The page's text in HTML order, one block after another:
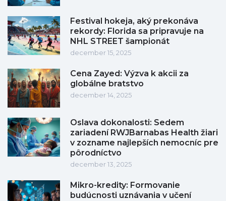
Festival hokeja, aký prekonáva
rekordy: Florida sa pripravuje na
NHL STREET šampionát
december 15, 2025
Cena Zayed: Výzva k akcii za
globálne bratstvo
december 14, 2025
Oslava dokonalosti: Sedem
zariadení RWJBarnabas Health žiari
v zozname najlepších nemocníc pre
pôrodníctvo
december 13, 2025
Mikro-kredity: Formovanie
budúcnosti uznávania v učení